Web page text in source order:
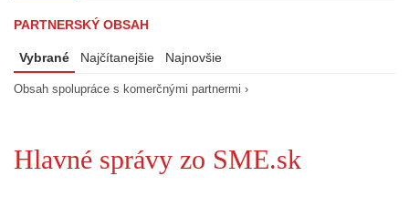
PARTNERSKÝ OBSAH
Vybrané Najčítanejšie Najnovšie
Obsah spolupráce s komerčnými partnermi ›
Hlavné správy zo SME.sk